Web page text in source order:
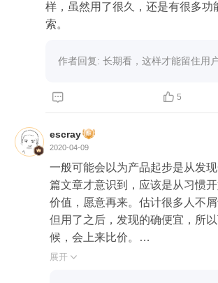
样，虽然用了很久，还是有很多功
索。
作者回复: 长期看，这样才能留住用
  5
escray
2020-04-09
一般可能会以为产品起步是从发
篇文章才意识到，应该是从习惯
价值，愿意再来。估计很多人不屑
但用了之后，发现的确便宜，所
候，会上来比价。
展开 